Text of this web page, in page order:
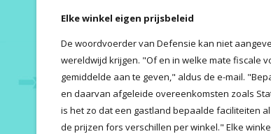
Elke winkel eigen prijsbeleid
De woordvoerder van Defensie kan niet
wereldwijd krijgen. "Of en in welke mate fiscale
gemiddelde aan te geven," aldus de e-mail.
en daarvan afgeleide overeenkomsten zoals
is het zo dat een gastland bepaalde faciliteiten
de prijzen fors verschillen per winkel." Elke